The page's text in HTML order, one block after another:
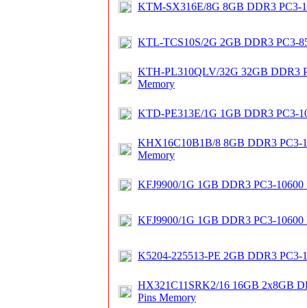
KTM-SX316E/8G 8GB DDR3 PC3-
KTL-TCS10S/2G 2GB DDR3 PC3-
KTH-PL310QLV/32G 32GB DDR3
Memory
KTD-PE313E/1G 1GB DDR3 PC3-
KHX16C10B1B/8 8GB DDR3 PC3-
Memory
KFJ9900/1G 1GB DDR3 PC3-
KFJ9900/1G 1GB DDR3 PC3-
K5204-225513-PE 2GB DDR3 PC3-
HX321C11SRK2/16 16GB 2x8GB
Pins Memory